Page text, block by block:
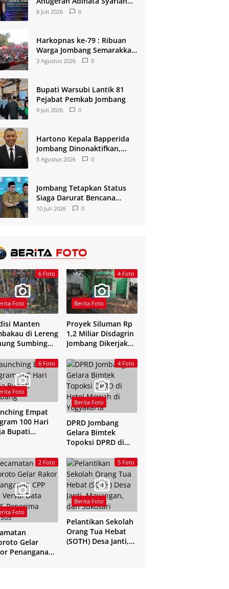
2026
8 Juli 2026 0
Harkopnas ke-79 : Ribuan
Warga Jombang Semarakkan
Jalan Sehat Berhadiah 2
3 Agustus 2026 0
Bupati Warsubi Lantik 81
Pejabat Pemkab Jombang
9 Juli 2026 0
Hartono Kepala Bapperida
Jombang Dinonaktifkan,
Buntut Raibnya Rp124 Miliar
5 Agustus 2026 0
Jombang Tetapkan Status
Siaga Darurat Bencana
Kekeringan dan Kebakaran
10 Juli 2026 0
6 Foto
Foto
Manten
di Lereng
Sumbing
4 Foto
Berita Foto
Proyek Siluman Rp
1,2 Miliar Disdagrin
Jombang Dikerjakan
6 Foto
Foto
Empat
100 Hari
Bupati
4 Foto
Berita Foto
DPRD Jombang
Gelara Bimtek
Topoksi DPRD di
Yogyakarta
2 Foto
Foto
Gelar
Penanganan
5 Foto
Berita Foto
Pelantikan Sekolah
Orang Tua Hebat
(SOTH) Desa Janti,